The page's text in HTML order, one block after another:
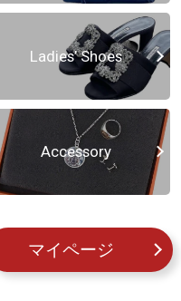
Ladies’ Shoes
Accessory
マイページ